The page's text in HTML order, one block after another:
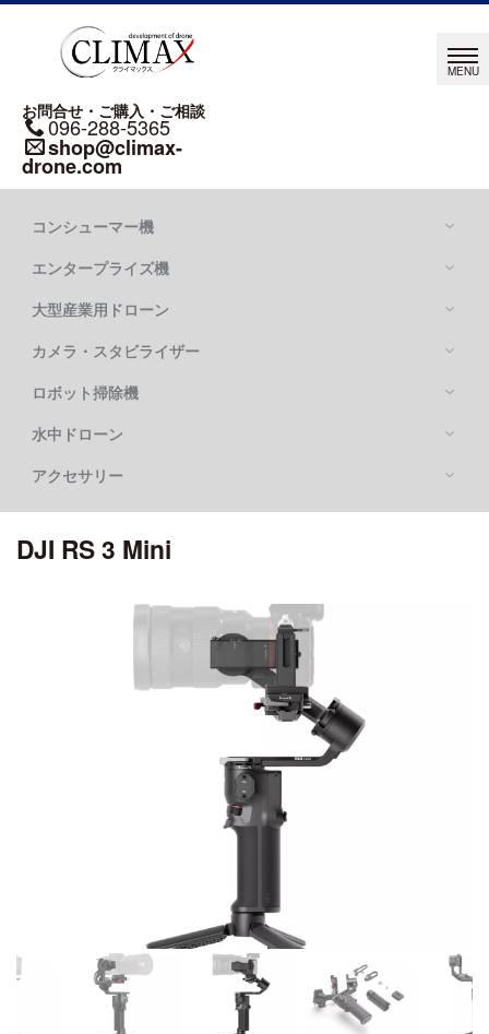
お問合せ・ご購入・ご相談
096-288-5365
shop@climax-
drone.com
コンシューマー機
Mavic シリーズ
DJI MAVIC 4 PRO
DJI AIR 3S
エンタープライズ機
DJI MATRICE シリーズ
DJI MATRICE 400
DJI MATRICE 350 RTK
MATRICE 30 SERIES
ZENMUSE H30シリーズ
ZENMUSE H20N
ZENMUSE H20
ZENMUSE H20T
大型産業用ドローン
DJI FLYCART 100
DJI FLYCART 30
ciBoat
ciDrone TR-22
カメラ・スタビライザー
OSMO POCKETシリーズ
OSMO POCKET 4P
OSMO POCKET 4
DJI POCKET 2
OSMO MOBILEシリーズ
OSMO MOBILE 7シリーズ
ロボット掃除機
DJI MROMO P
水中ドローン
CHASING
アクセサリー
アクセサリー
AEROENTRY AERO-D-X1 外付型リモートID
DJI RS 3 Mini